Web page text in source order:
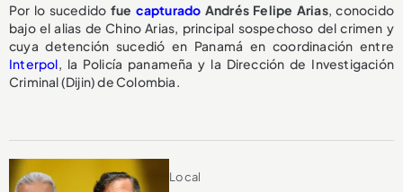
Por lo sucedido fue capturado Andrés Felipe Arias, conocido
bajo el alias de Chino Arias, principal sospechoso del crimen y
cuya detención sucedió en Panamá en coordinación entre
Interpol, la Policía panameña y la Dirección de Investigación
Criminal (Dijin) de Colombia.
Local